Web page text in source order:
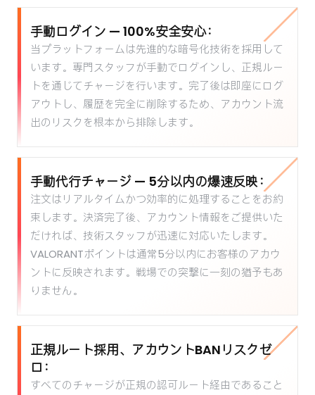
手動ログイン — 100%安全安心：
当プラットフォームは先進的な暗号化技術を採用して
います。専門スタッフが手動でログインし、正規ルー
トを通じてチャージを行います。完了後は即座にログ
アウトし、履歴を完全に削除するため、アカウント流
出のリスクを根本から排除します。
手動代行チャージ — 5分以内の爆速反映：
注文はリアルタイムかつ効率的に処理することをお約
束します。決済完了後、アカウント情報をご提供いた
だければ、技術スタッフが迅速に対応いたします。
VALORANTポイントは通常5分以内にお客様のアカウ
ントに反映されます。戦場での突撃に一刻の猶予もあ
りません。
正規ルート採用、アカウントBANリスクゼ
ロ：
すべてのチャージが正規の認可ルート経由であること